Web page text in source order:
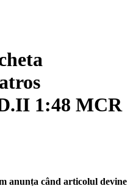
1:48 MCR
anunța când articolul devine